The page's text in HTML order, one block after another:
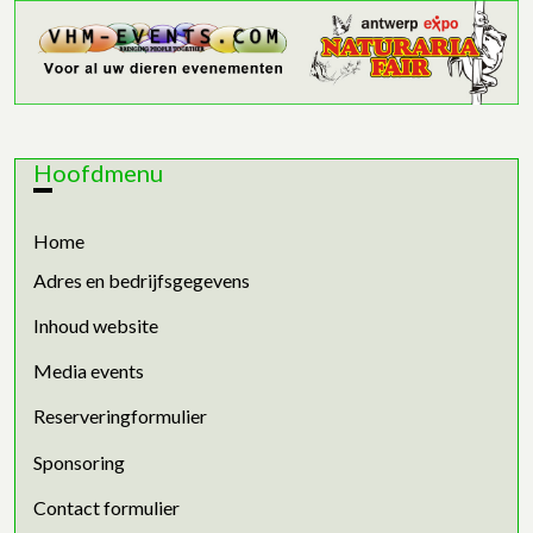
Hoofdmenu
Home
Adres en bedrijfsgegevens
Inhoud website
Media events
Reserveringformulier
Sponsoring
Contact formulier